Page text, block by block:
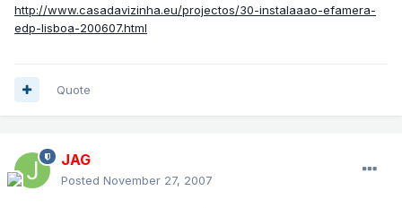
http://www.casadavizinha.eu/projectos/30-instalaaao-efamera-
edp-lisboa-200607.html
Quote
JAG
Posted November 27, 2007